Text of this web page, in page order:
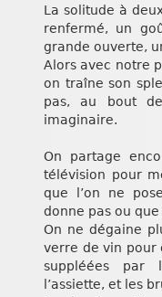
La solitude à
renfermé, un
grande ouverte,
Alors avec notre
on traîne son
pas, au bout
imaginaire.
On partage
télévision pour
que l’on ne
donne pas ou que
On ne dégaine
verre de vin pour
suppléées par
l’assiette, et les